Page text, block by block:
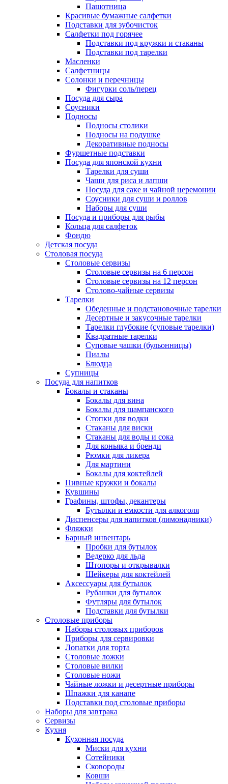
Пашотница
Красивые бумажные салфетки
Подставки для зубочисток
Салфетки под горячее
Подставки под кружки и стаканы
Подставки под тарелки
Масленки
Салфетницы
Солонки и перечницы
Фигурки соль/перец
Посуда для сыра
Соусники
Подносы
Подносы столики
Подносы на подушке
Декоративные подносы
Фуршетные подставки
Посуда для японской кухни
Тарелки для суши
Чаши для риса и лапши
Посуда для саке и чайной церемонии
Соусники для суши и роллов
Наборы для суши
Посуда и приборы для рыбы
Кольца для салфеток
Фондю
Детская посуда
Столовая посуда
Столовые сервизы
Столовые сервизы на 6 персон
Столовые сервизы на 12 персон
Столово-чайные сервизы
Тарелки
Обеденные и подстановочные тарелки
Десертные и закусочные тарелки
Тарелки глубокие (суповые тарелки)
Квадратные тарелки
Суповые чашки (бульонницы)
Пиалы
Блюдца
Супницы
Посуда для напитков
Бокалы и стаканы
Бокалы для вина
Бокалы для шампанского
Стопки для водки
Стаканы для виски
Стаканы для воды и сока
Для коньяка и бренди
Рюмки для ликера
Для мартини
Бокалы для коктейлей
Пивные кружки и бокалы
Кувшины
Графины, штофы, декантеры
Бутылки и емкости для алкоголя
Диспенсеры для напитков (лимонадники)
Фляжки
Барный инвентарь
Пробки для бутылок
Ведерко для льда
Штопоры и открывалки
Шейкеры для коктейлей
Аксессуары для бутылок
Рубашки для бутылок
Футляры для бутылок
Подставки для бутылки
Столовые приборы
Наборы столовых приборов
Приборы для сервировки
Лопатки для торта
Столовые ложки
Столовые вилки
Столовые ножи
Чайные ложки и десертные приборы
Шпажки для канапе
Подставки под столовые приборы
Наборы для завтрака
Сервизы
Кухня
Кухонная посуда
Миски для кухни
Сотейники
Сковороды
Ковши